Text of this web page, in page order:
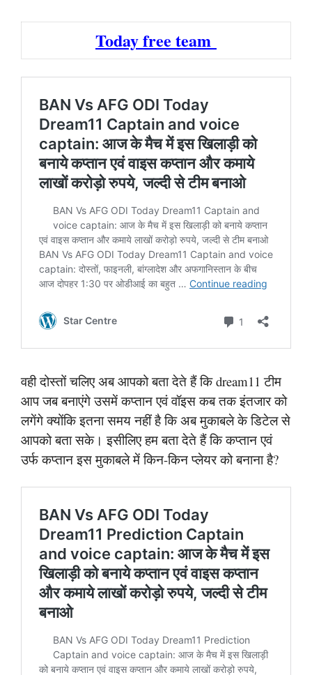
Today free team
वही दोस्तों चलिए अब आपको बता देते हैं कि dream11 टीम
आप जब बनाएंगे उसमें कप्तान एवं वॉइस कब तक इंतजार को
लगेंगे क्योंकि इतना समय नहीं है कि अब मुकाबले के डिटेल से
आपको बता सके। इसीलिए हम बता देते हैं कि कप्तान एवं
उर्फ कप्तान इस मुकाबले में किन-किन प्लेयर को बनाना है?